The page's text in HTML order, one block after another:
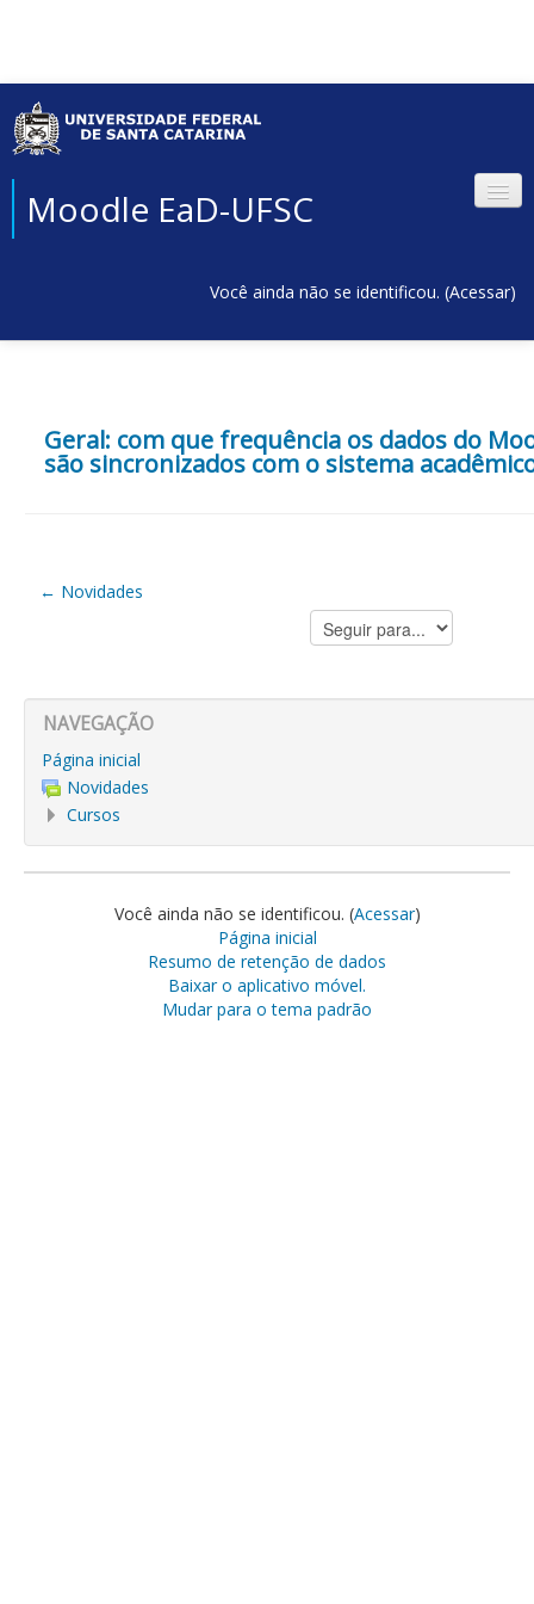
Moodle EaD-UFSC
Você ainda não se identificou. (Acessar)
Geral: com que frequência os dados do
são sincronizados com o sistema
← Novidades
Seguir
para...
NAVEGAÇÃO
Página inicial
Novidades
Cursos
Você ainda não se identificou. (Acessar)
Página inicial
Resumo de retenção de dados
Baixar o aplicativo móvel.
Mudar para o tema padrão